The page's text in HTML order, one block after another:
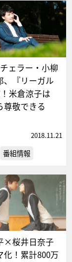
ェラー・小柳
、『リーガル
米倉涼子は
尊敬できる
2018.11.21
番組情報
×桜井日奈子
化！累計800万